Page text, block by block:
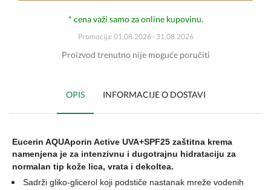
* cena važi samo za online kupovinu.
Promocija: 01.08.2026 - 31.08.2026
Proizvod trenutno nije moguće poručiti
OPIS INFORMACIJE O DOSTAVI
Eucerin AQUAporin Active UVA+SPF25 zaštitna krema
namenjena je za intenzivnu i dugotrajnu hidrataciju za
normalan tip kože lica, vrata i dekoltea.
Sadrži gliko-glicerol koji podstiče nastanak mreže vodenih